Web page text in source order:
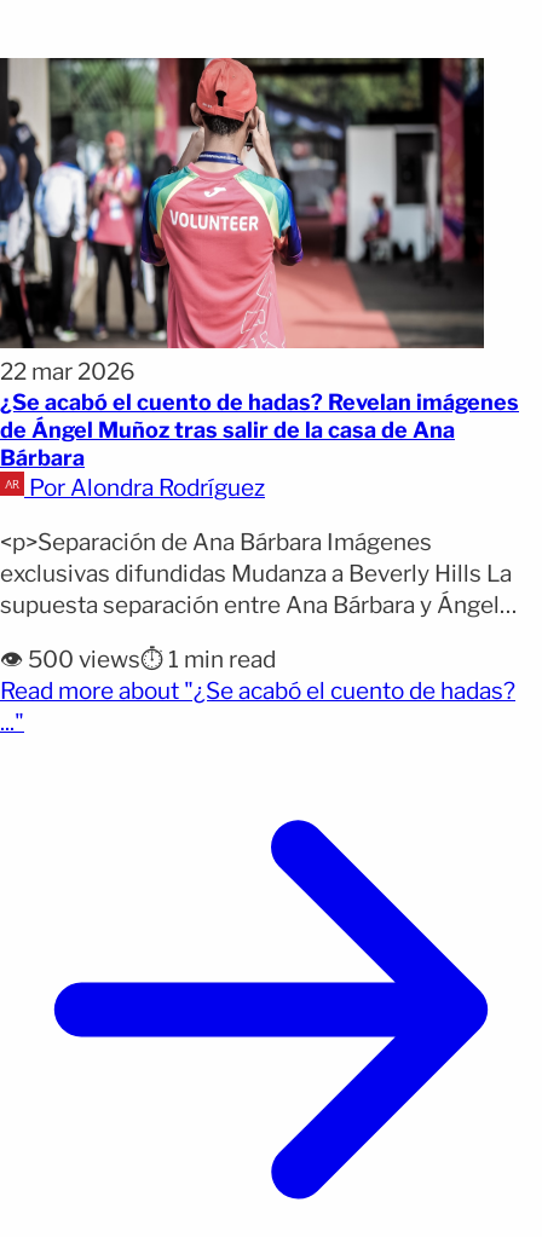
22 mar 2026
¿Se acabó el cuento de hadas? Revelan imágenes
de Ángel Muñoz tras salir de la casa de Ana
Bárbara
Por Alondra Rodríguez
<p>Separación de Ana Bárbara Imágenes
exclusivas difundidas Mudanza a Beverly Hills La
supuesta separación entre Ana Bárbara y Ángel
polémica en torno a la pareja. El programa
“Siéntese quien pueda” aseguró que el empresario
ya no vive bajo el mismo techo que la cantante,
👁️ 500 views⏱️ 1 min read
Read more about "¿Se acabó el cuento de hadas?
..."